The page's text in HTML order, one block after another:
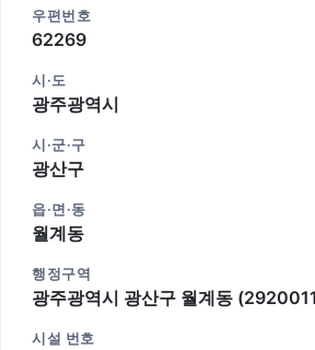
우편번호
62269
시·도
광주광역시
시·군·구
광산구
읍·면·동
월계동
행정구역
광주광역시 광산구 월계동
시설 번호